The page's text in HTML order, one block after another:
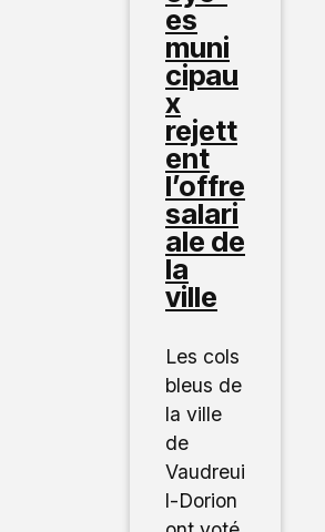
es
muni
cipau
x
rejett
ent
l’offre
salari
ale de
la
ville
Les cols
bleus de
la ville
de
Vaudreui
l-Dorion